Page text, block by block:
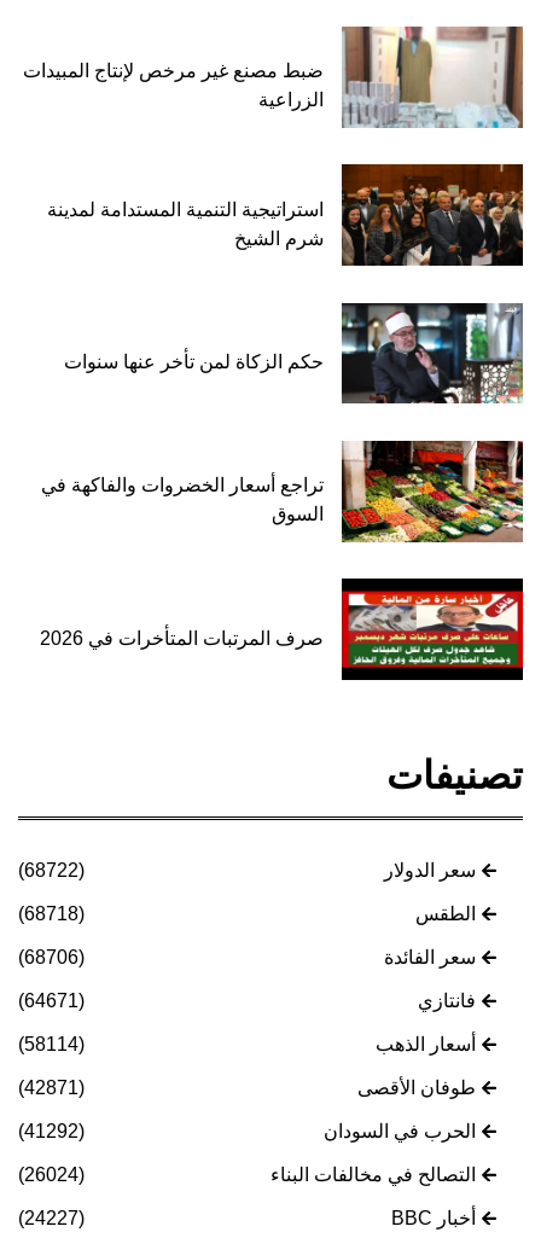
ضبط مصنع غير مرخص لإنتاج المبيدات
الزراعية
استراتيجية التنمية المستدامة لمدينة
شرم الشيخ
حكم الزكاة لمن تأخر عنها سنوات
تراجع أسعار الخضروات والفاكهة في
السوق
صرف المرتبات المتأخرات في 2026
تصنيفات
سعر الدولار (68722)
الطقس (68718)
سعر الفائدة (68706)
فانتازي (64671)
أسعار الذهب (58114)
طوفان الأقصى (42871)
الحرب في السودان (41292)
التصالح في مخالفات البناء (26024)
أخبار BBC (24227)